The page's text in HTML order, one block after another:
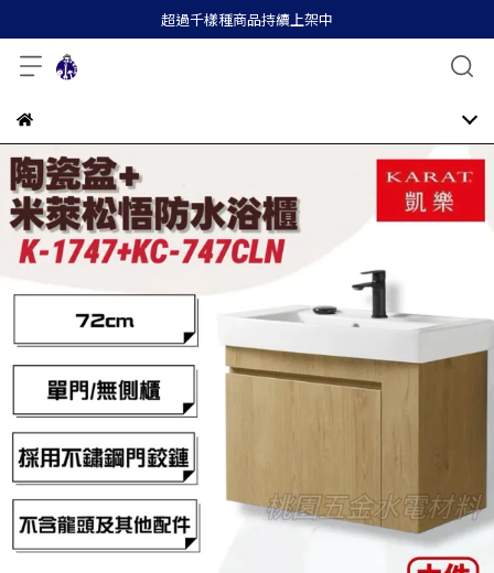
超過千樣種商品持續上架中